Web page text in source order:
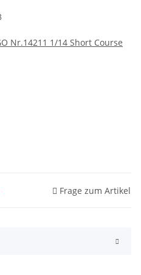
Nr.14211 1/14 Short Course
Frage zum Artikel